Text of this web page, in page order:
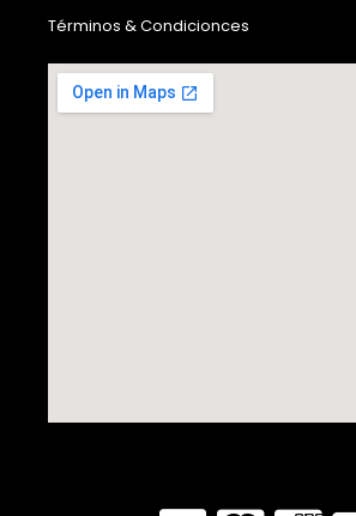
Términos & Condicionces